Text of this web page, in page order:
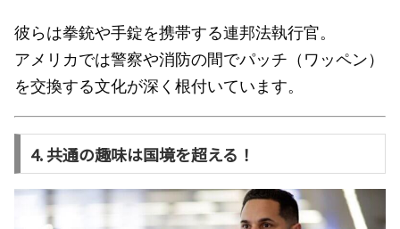
彼らは拳銃や手錠を携帯する連邦法執行官。
アメリカでは警察や消防の間でパッチ（ワッペン）
を交換する文化が深く根付いています。
4. 共通の趣味は国境を超える！